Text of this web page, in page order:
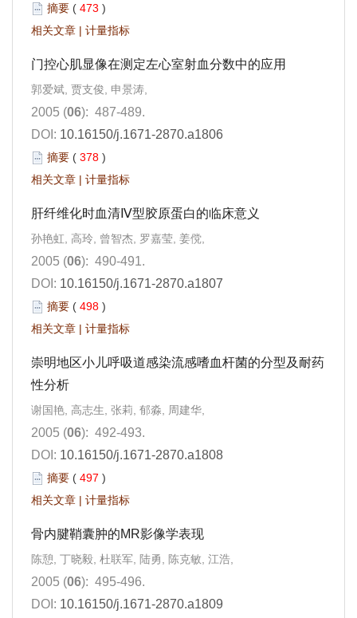
摘要 ( 473 )
相关文章 | 计量指标
门控心肌显像在测定左心室射血分数中的应用
郭爱斌, 贾支俊, 申景涛,
2005 (06): 487-489.
DOI: 10.16150/j.1671-2870.a1806
摘要 ( 378 )
相关文章 | 计量指标
肝纤维化时血清Ⅳ型胶原蛋白的临床意义
孙艳虹, 高玲, 曾智杰, 罗嘉莹, 姜傥,
2005 (06): 490-491.
DOI: 10.16150/j.1671-2870.a1807
摘要 ( 498 )
相关文章 | 计量指标
崇明地区小儿呼吸道感染流感嗜血杆菌的分型及耐药
性分析
谢国艳, 高志生, 张莉, 郁淼, 周建华,
2005 (06): 492-493.
DOI: 10.16150/j.1671-2870.a1808
摘要 ( 497 )
相关文章 | 计量指标
骨内腱鞘囊肿的MR影像学表现
陈憩, 丁晓毅, 杜联军, 陆勇, 陈克敏, 江浩,
2005 (06): 495-496.
DOI: 10.16150/j.1671-2870.a1809